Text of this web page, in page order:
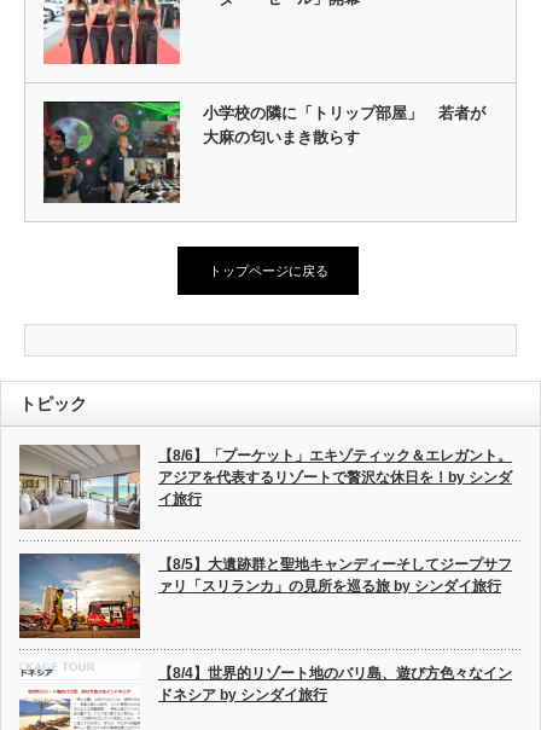
小学校の隣に「トリップ部屋」 若者が
大麻の匂いまき散らす
トップページに戻る
トピック
【8/6】「プーケット」エキゾティック＆エレガント。
アジアを代表するリゾートで贅沢な休日を！by シンダ
イ旅行
【8/5】大遺跡群と聖地キャンディーそしてジープサフ
ァリ「スリランカ」の見所を巡る旅 by シンダイ旅行
【8/4】世界的リゾート地のバリ島、遊び方色々なイン
ドネシア by シンダイ旅行